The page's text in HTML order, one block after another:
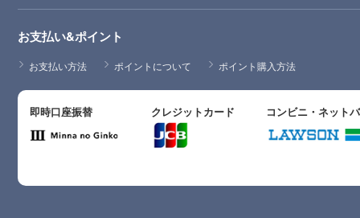
お支払い&ポイント
お支払い方法 ポイントについて ポイント購入方法
即時口座振替 クレジットカード コンビニ・ネット